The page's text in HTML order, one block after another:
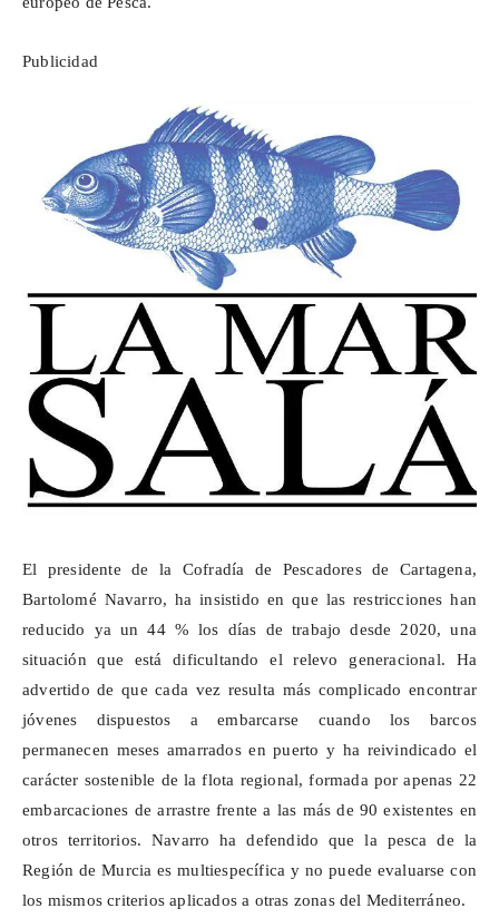
Publicidad
El presidente de la Cofradía de Pescadores de Cartagena,
Bartolomé Navarro, ha insistido en que las restricciones han
reducido ya un 44 % los días de trabajo desde 2020, una
situación que está dificultando el relevo generacional. Ha
advertido de que cada vez resulta más complicado encontrar
jóvenes dispuestos a embarcarse cuando los barcos
permanecen meses amarrados en puerto y ha reivindicado el
carácter sostenible de la flota regional, formada por apenas 22
embarcaciones de arrastre frente a las más de 90 existentes en
otros territorios. Navarro ha defendido que la pesca de la
Región de Murcia esmultiespecífica y no puede evaluarse con
los mismos criterios aplicados a otras zonas del Mediterráneo.